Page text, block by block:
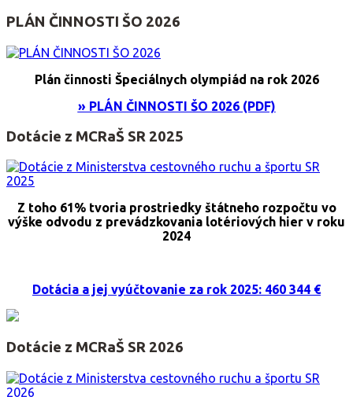
PLÁN ČINNOSTI ŠO 2026
Plán činnosti Špeciálnych olympiád na rok 2026
» PLÁN ČINNOSTI ŠO 2026 (PDF)
Dotácie z MCRaŠ SR 2025
Z toho 61% tvoria prostriedky štátneho rozpočtu vo
výške odvodu z prevádzkovania lotériových hier v roku
2024
Dotácia a jej vyúčtovanie za rok 2025: 460 344 €
Dotácie z MCRaŠ SR 2026